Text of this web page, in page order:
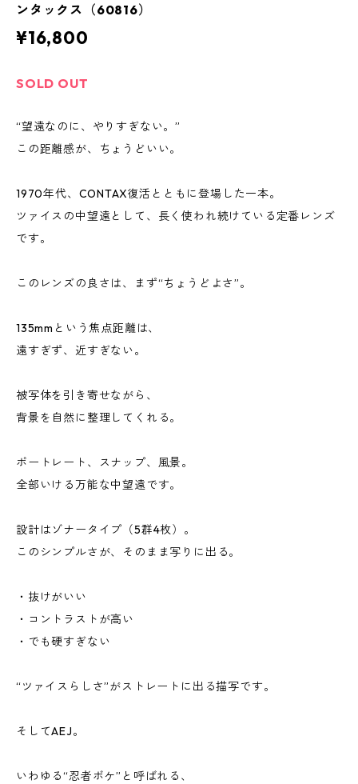
ンタックス（60816）
¥16,800
SOLD OUT
“望遠なのに、やりすぎない。”
この距離感が、ちょうどいい。
1970年代、CONTAX復活とともに登場した一本。
ツァイスの中望遠として、長く使われ続けている定番レンズ
です。
このレンズの良さは、まず“ちょうどよさ”。
135mmという焦点距離は、
遠すぎず、近すぎない。
被写体を引き寄せながら、
背景を自然に整理してくれる。
ポートレート、スナップ、風景。
全部いける万能な中望遠です。
設計はゾナータイプ（5群4枚）。
このシンプルさが、そのまま写りに出る。
・抜けがいい
・コントラストが高い
・でも硬すぎない
“ツァイスらしさ”がストレートに出る描写です。
そしてAEJ。
いわゆる“忍者ボケ”と呼ばれる、